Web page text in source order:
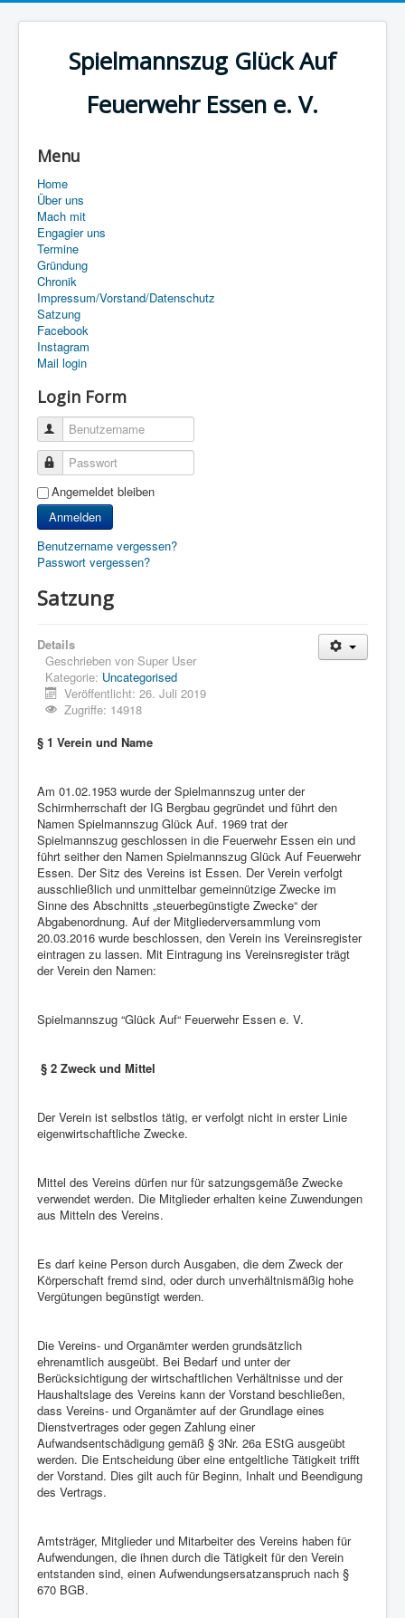
Spielmannszug Glück Auf
Feuerwehr Essen e. V.
Menu
Home
Über uns
Mach mit
Engagier uns
Termine
Gründung
Chronik
Impressum/Vorstand/Datenschutz
Satzung
Facebook
Instagram
Mail login
Login Form
Benutzername
Passwort
Angemeldet bleiben
Anmelden
Benutzername vergessen?
Passwort vergessen?
Satzung
Details
Geschrieben von Super User
Kategorie: Uncategorised
Veröffentlicht: 26. Juli 2019
Zugriffe: 14918
§ 1 Verein und Name
Am 01.02.1953 wurde der Spielmannszug unter der
Schirmherrschaft der IG Bergbau gegründet und führt den
Namen Spielmannszug Glück Auf. 1969 trat der
Spielmannszug geschlossen in die Feuerwehr Essen ein und
führt seither den Namen Spielmannszug Glück Auf Feuerwehr
Essen. Der Sitz des Vereins ist Essen. Der Verein verfolgt
ausschließlich und unmittelbar gemeinnützige Zwecke im
Sinne des Abschnitts „steuerbegünstigte Zwecke“ der
Abgabenordnung. Auf der Mitgliederversammlung vom
20.03.2016 wurde beschlossen, den Verein ins Vereinsregister
eintragen zu lassen. Mit Eintragung ins Vereinsregister trägt
der Verein den Namen:
Spielmannszug “Glück Auf“ Feuerwehr Essen e. V.
§ 2 Zweck und Mittel
Der Verein ist selbstlos tätig, er verfolgt nicht in erster Linie
eigenwirtschaftliche Zwecke.
Mittel des Vereins dürfen nur für satzungsgemäße Zwecke
verwendet werden. Die Mitglieder erhalten keine Zuwendungen
aus Mitteln des Vereins.
Es darf keine Person durch Ausgaben, die dem Zweck der
Körperschaft fremd sind, oder durch unverhältnismäßig hohe
Vergütungen begünstigt werden.
Die Vereins- und Organämter werden grundsätzlich
ehrenamtlich ausgeübt. Bei Bedarf und unter der
Berücksichtigung der wirtschaftlichen Verhältnisse und der
Haushaltslage des Vereins kann der Vorstand beschließen,
dass Vereins- und Organämter auf der Grundlage eines
Dienstvertrages oder gegen Zahlung einer
Aufwandsentschädigung gemäß § 3Nr. 26a EStG ausgeübt
werden. Die Entscheidung über eine entgeltliche Tätigkeit trifft
der Vorstand. Dies gilt auch für Beginn, Inhalt und Beendigung
des Vertrags.
Amtsträger, Mitglieder und Mitarbeiter des Vereins haben für
Aufwendungen, die ihnen durch die Tätigkeit für den Verein
entstanden sind, einen Aufwendungsersatzanspruch nach §
670 BGB.